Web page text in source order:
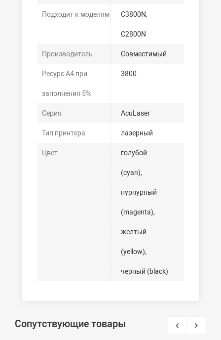
Подходит к моделям C3800N,
C2800N
Производитель Совместимый
Ресурс А4 при
заполнения 5%
3800
Серия AcuLaser
Тип принтера лазерный
Цвет голубой
(cyan),
пурпурный
(magenta),
желтый
(yellow),
черный (black)
Сопутствующие товары